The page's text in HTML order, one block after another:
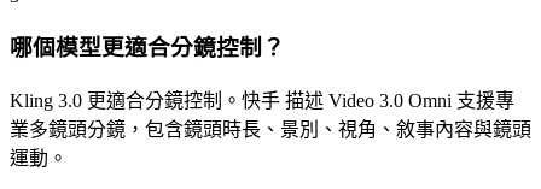
哪個模型更適合分鏡控制？
Kling 3.0 更適合分鏡控制。快手 描述 Video 3.0 Omni 支援專
業多鏡頭分鏡，包含鏡頭時長、景別、視角、敘事內容與鏡頭
運動。